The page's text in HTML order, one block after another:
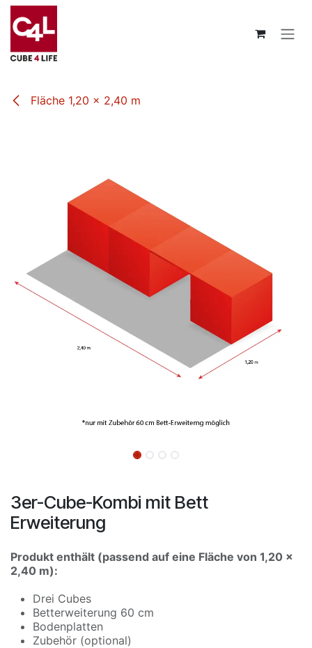
Zum Inhalt springen
Fläche 1,20 x 2,40 m
3er-Cube-Kombi mit Bett
Erweiterung
Produkt enthält (passend auf eine Fläche von 1,20 x
2,40 m):
Drei Cubes
Betterweiterung 60 cm
Bodenplatten
Zubehör (optional)